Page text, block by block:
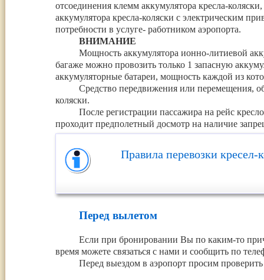
отсоединения клемм аккумулятора кресла-
аккумулятора кресла-коляски с электрическим
потребности в услуге- работником аэропорта.
ВНИМАНИЕ
Мощность аккумулятора ионно-литиевой
багаже можно провозить только 1 запасную
аккумуляторные батареи, мощность каждой из
Средство передвижения или перемещения,
коляски.
После регистрации пассажира на рейс
проходит предполетный досмотр на наличие
Правила перевозки кресел-
Перед вылетом
Если при бронировании Вы по каким-то
время можете связаться с нами и сообщить по
Перед выездом в аэропорт просим